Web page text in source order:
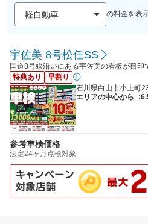
の料金を表
宇佐美 8号松任SS
国道8号線沿いにある宇佐美の看板が目印
特典あり
早割り
石川県白山市小上町
エリアの中心から
参考車検価格
法定24ヶ月点検対象